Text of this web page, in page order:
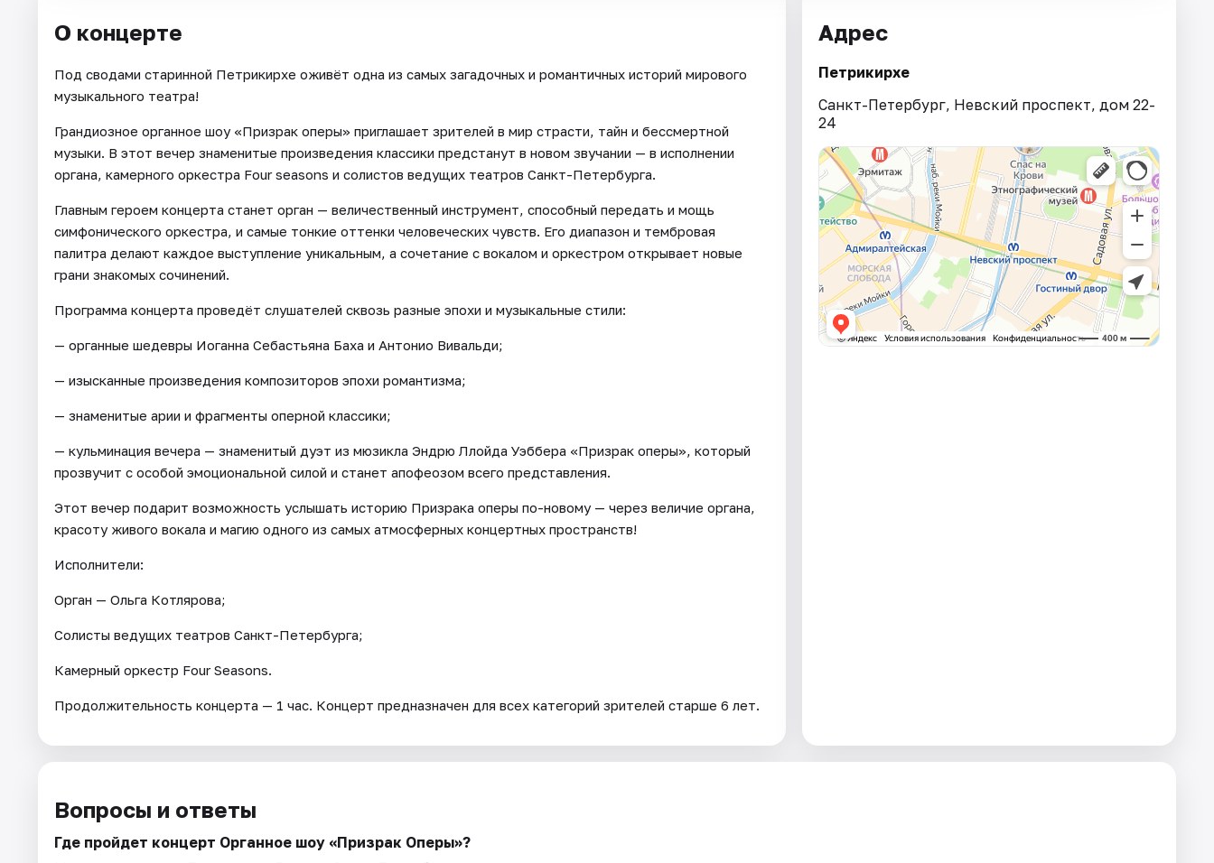
О концерте
Под сводами старинной Петрикирхе оживёт одна из самых загадочных и романтичных историй мирового
музыкального театра!
Грандиозное органное шоу «Призрак оперы» приглашает зрителей в мир страсти, тайн и бессмертной
музыки. В этот вечер знаменитые произведения классики предстанут в новом звучании — в исполнении
органа, камерного оркестра Four seasons и солистов ведущих театров Санкт-Петербурга.
Главным героем концерта станет орган — величественный инструмент, способный передать и мощь
симфонического оркестра, и самые тонкие оттенки человеческих чувств. Его диапазон и тембровая
палитра делают каждое выступление уникальным, а сочетание с вокалом и оркестром открывает новые
грани знакомых сочинений.
Программа концерта проведёт слушателей сквозь разные эпохи и музыкальные стили:
— органные шедевры Иоганна Себастьяна Баха и Антонио Вивальди;
— изысканные произведения композиторов эпохи романтизма;
— знаменитые арии и фрагменты оперной классики;
— кульминация вечера — знаменитый дуэт из мюзикла Эндрю Ллойда Уэббера «Призрак оперы», который
прозвучит с особой эмоциональной силой и станет апофеозом всего представления.
Этот вечер подарит возможность услышать историю Призрака оперы по-новому — через величие органа,
красоту живого вокала и магию одного из самых атмосферных концертных пространств!
Исполнители:
Орган — Ольга Котлярова;
Солисты ведущих театров Санкт-Петербурга;
Камерный оркестр Four Seasons.
Продолжительность концерта — 1 час. Концерт предназначен для всех категорий зрителей старше 6 лет.
Адрес
Петрикирхе
Санкт-Петербург, Невский проспект, дом 22-
24
Вопросы и ответы
Где пройдет концерт Органное шоу «Призрак Оперы»?